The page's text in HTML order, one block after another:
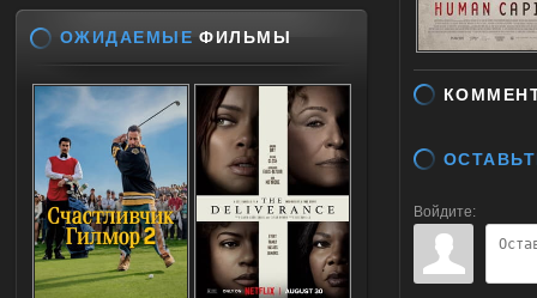
Войдите:
ОЖИДАЕМЫЕ ФИЛЬМЫ